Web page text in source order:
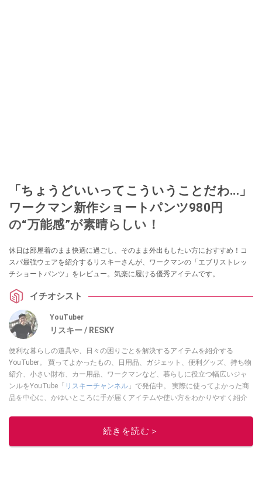
「ちょうどいいってこういうことだわ...」
ワークマン新作ショートパンツ980円
の“万能感”が素晴らしい！
休日は部屋着のまま快適に過ごし、そのまま外出もしたい方におすすめ！コ
スパ最強ウェアを紹介するリスキーさんが、ワークマンの「エブリストレッ
チショートパンツ」をレビュー。気楽に履ける優秀アイテムです。
イチオシスト
YouTuber
リスキー / RESKY
便利な暮らしの道具や、日々の困りごとを解決するアイテムを紹介する
YouTuber。 買ってよかったもの、日用品、ガジェット、便利グッズ、持ち物
紹介、小さい財布、カー用品、ワークマンなど、暮らしに役立つ幅広いジャ
ンルをYouTube「 リスキーチャンネル 」で発信中。 実際に使ってよかった商
品を中心に、かゆいところに手が届くアイテムや使い方をわかりやすく紹介
このイチオシストの他の記事を読む
続きを読む＞